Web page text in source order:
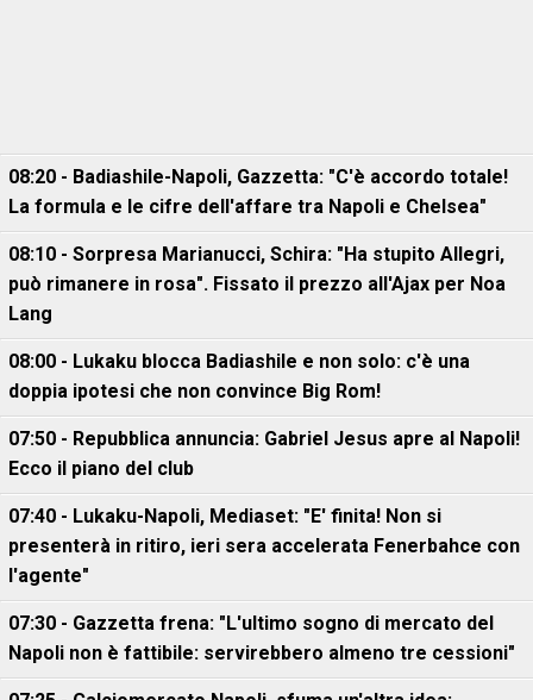
08:20 - Badiashile-Napoli, Gazzetta: "C'è accordo totale!
La formula e le cifre dell'affare tra Napoli e Chelsea"
08:10 - Sorpresa Marianucci, Schira: "Ha stupito Allegri,
può rimanere in rosa". Fissato il prezzo all'Ajax per Noa
Lang
08:00 - Lukaku blocca Badiashile e non solo: c'è una
doppia ipotesi che non convince Big Rom!
07:50 - Repubblica annuncia: Gabriel Jesus apre al Napoli!
Ecco il piano del club
07:40 - Lukaku-Napoli, Mediaset: "E' finita! Non si
presenterà in ritiro, ieri sera accelerata Fenerbahce con
l'agente"
07:30 - Gazzetta frena: "L'ultimo sogno di mercato del
Napoli non è fattibile: servirebbero almeno tre cessioni"